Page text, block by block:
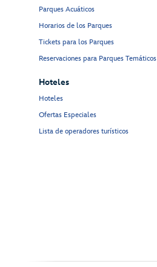
Parques Acuáticos
Horarios de los Parques
Tickets para los Parques
Reservaciones para Parques Temáticos
Hoteles
Hoteles
Ofertas Especiales
Lista de operadores turísticos